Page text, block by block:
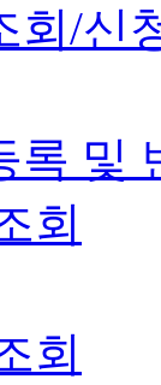
회/신
록 및
회
회